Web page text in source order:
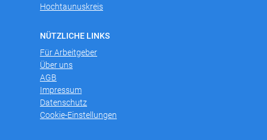
Hochtaunuskreis
NÜTZLICHE LINKS
Für Arbeitgeber
Über uns
AGB
Impressum
Datenschutz
Cookie-Einstellungen